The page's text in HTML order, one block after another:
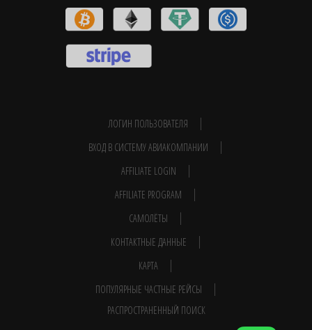
ЛОГИН ПОЛЬЗОВАТЕЛЯ
ВХОД В СИСТЕМУ АВИАКОМПАНИИ
AFFILIATE LOGIN
AFFILIATE PROGRAM
САМОЛЁТЫ
КОНТАКТНЫЕ ДАННЫЕ
КАРТА
ПОПУЛЯРНЫЕ ЧАСТНЫЕ РЕЙСЫ
РАСПРОСТРАНЕННЫЙ ПОИСК